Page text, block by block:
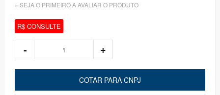
» SEJA O PRIMEIRO A AVALIAR O PRODUTO
R$ CONSULTE
COTAR PARA CNPJ